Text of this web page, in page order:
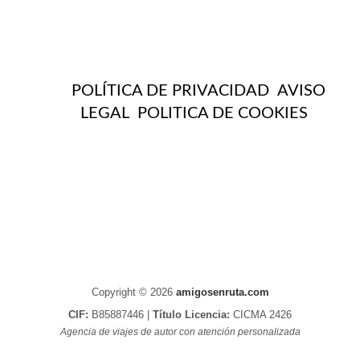
POLÍTICA DE PRIVACIDAD AVISO
LEGAL
POLITICA DE COOKIES
Copyright © 2026 amigosenruta.com
CIF: B85887446 | Título Licencia: CICMA 2426
Agencia de viajes de autor con atención personalizada